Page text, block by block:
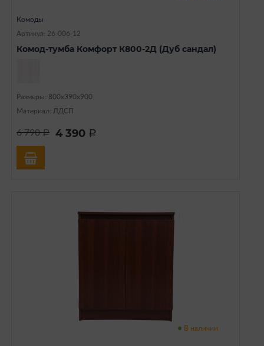
Комоды
Артикул: 26-006-12
Комод-тумба Комфорт К800-2Д (Дуб сандал)
Размеры: 800х390х900
Материал: ЛДСП
6 790a 4 390 a
В наличии